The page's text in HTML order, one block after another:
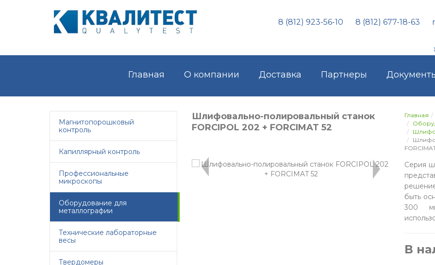
8 (812) 677-18-63
8 (812) 923-56-10
Главная О компании Доставка Партнеры
Магнитопорошковый
контроль
Капиллярный контроль
Профессиональные
микроскопы
Оборудование для
металлографии
Технические лабораторные
весы
Твердомеры
Шлифовально-полировальный станок
FORCIPOL 202 + FORCIMAT 52
Главная
Серия
быть
300
В